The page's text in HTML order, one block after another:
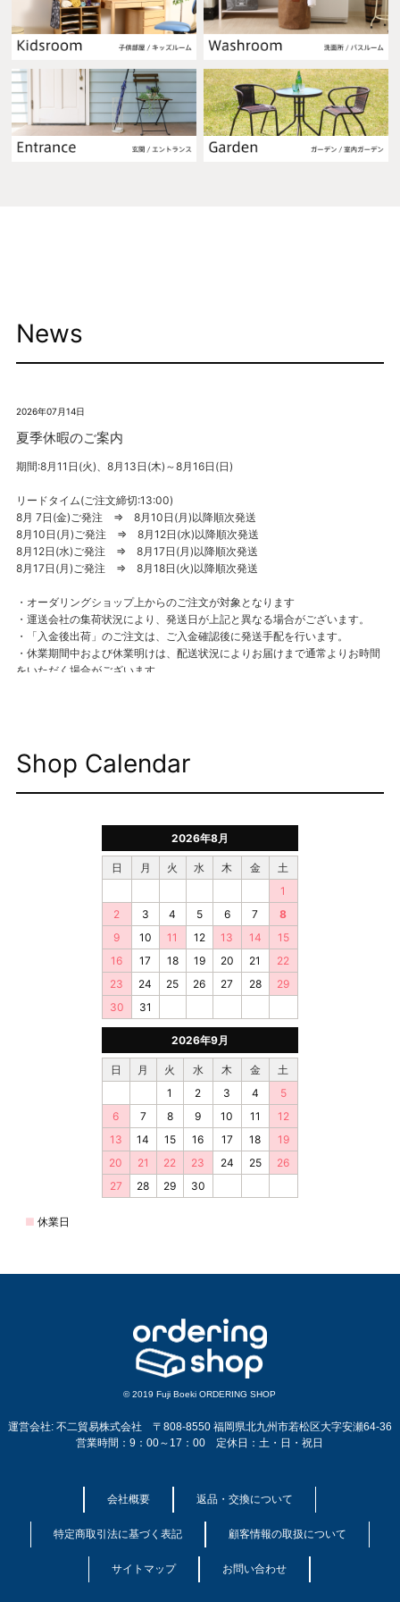
© 2019 Fuji Boeki ORDERING SHOP
運営会社: 不二貿易株式会社 〒808-8550 福岡県北九州市若松区大字安瀬64-36
営業時間：9：00～17：00 定休日：土・日・祝日
会社概要 返品・交換について
特定商取引法に基づく表記 顧客情報の取扱について
サイトマップ お問い合わせ